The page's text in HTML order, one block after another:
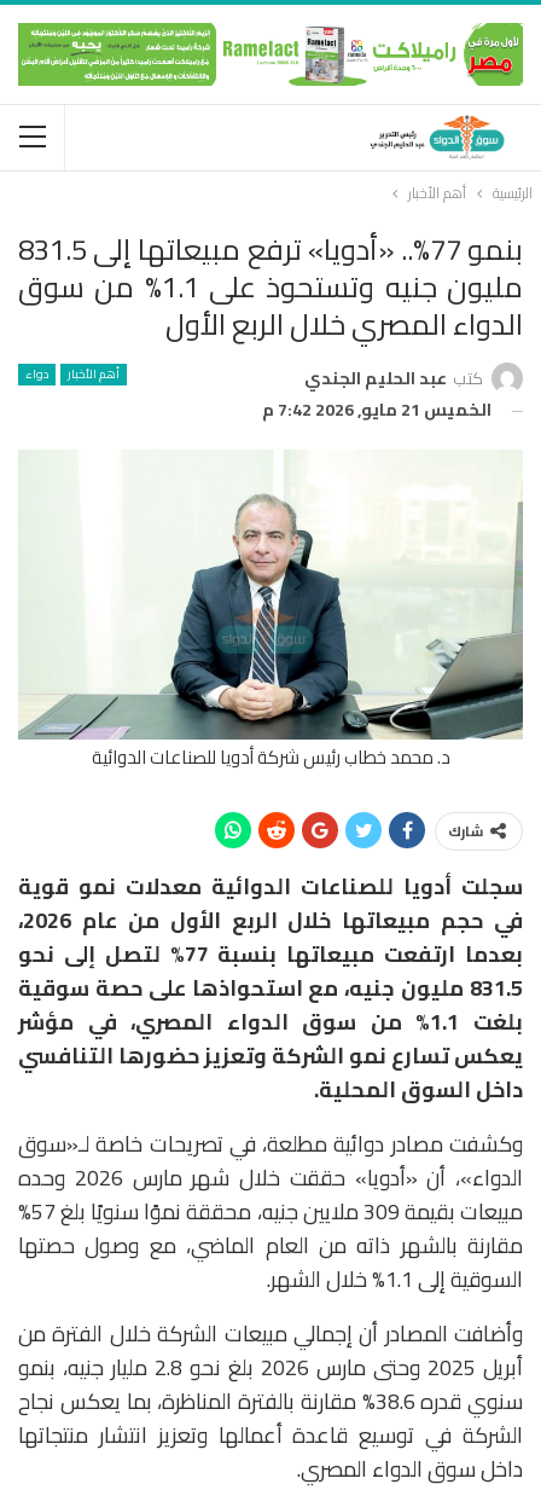
الرئيسية أهم الأخبار
بنمو 77%.. «أدويا» ترفع مبيعاتها إلى 831.5
مليون جنيه وتستحوذ على 1.1% من سوق
الدواء المصري خلال الربع الأول
أهم الأخبار دواء كتب عبد الحليم الجندي
الخميس 21 مايو, 2026 7:42 م
د. محمد خطاب رئيس شركة أدويا للصناعات الدوائية
شارك
سجلت أدويا للصناعات الدوائية معدلات نمو قوية
في حجم مبيعاتها خلال الربع الأول من عام 2026،
بعدما ارتفعت مبيعاتها بنسبة 77% لتصل إلى نحو
831.5 مليون جنيه، مع استحواذها على حصة سوقية
بلغت 1.1% من سوق الدواء المصري، في مؤشر
يعكس تسارع نمو الشركة وتعزيز حضورها التنافسي
داخل السوق المحلية.
وكشفت مصادر دوائية مطلعة، في تصريحات خاصة لـ«سوق
الدواء»، أن «أدويا» حققت خلال شهر مارس 2026 وحده
مبيعات بقيمة 309 ملايين جنيه، محققة نموًا سنويًا بلغ 57%
مقارنة بالشهر ذاته من العام الماضي، مع وصول حصتها
السوقية إلى 1.1% خلال الشهر.
وأضافت المصادر أن إجمالي مبيعات الشركة خلال الفترة من
أبريل 2025 وحتى مارس 2026 بلغ نحو 2.8 مليار جنيه، بنمو
سنوي قدره 38.6% مقارنة بالفترة المناظرة، بما يعكس نجاح
الشركة في توسيع قاعدة أعمالها وتعزيز انتشار منتجاتها
داخل سوق الدواء المصري.